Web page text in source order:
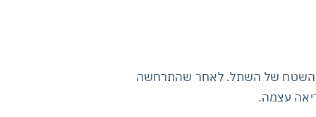
השטח של השתל. לאחר שהתרחשה
עצמה.